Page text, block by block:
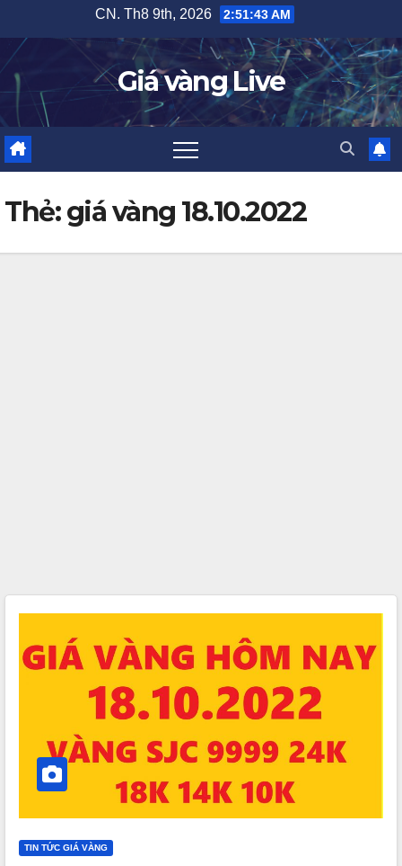
content
CN. Th8 9th, 2026 2:51:43 AM
Giá vàng Live
Thẻ:giá vàng 18.10.2022
TIN TỨC GIÁ VÀNG